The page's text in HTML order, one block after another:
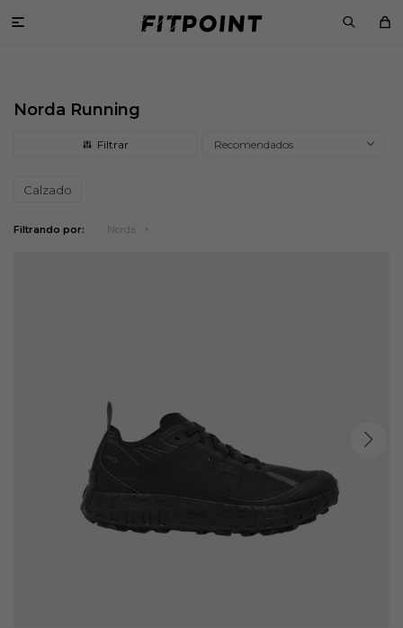

Norda Running
Recomendados
Calzado
Filtrando por: Norda